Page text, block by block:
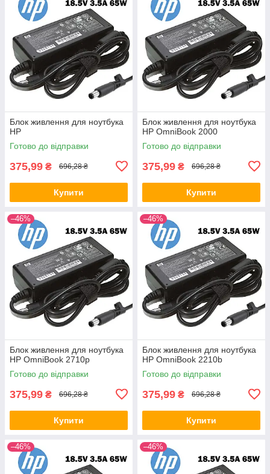
Блок живлення для ноутбука
HP
Готово до відправки
375,99 ₴ 696,28 ₴
Купити
Блок живлення для ноутбука
HP OmniBook 2000
Готово до відправки
375,99 ₴ 696,28 ₴
Купити
–46%
Блок живлення для ноутбука
HP OmniBook 2710p
Готово до відправки
375,99 ₴ 696,28 ₴
Купити
–46%
Блок живлення для ноутбука
HP OmniBook 2210b
Готово до відправки
375,99 ₴ 696,28 ₴
Купити
–46% –46%